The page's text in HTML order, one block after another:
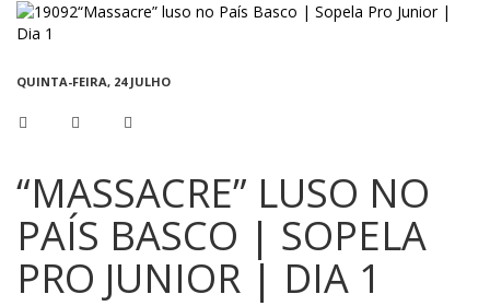
QUINTA-FEIRA, 24 JULHO
“MASSACRE” LUSO NO
PAÍS BASCO | SOPELA
PRO JUNIOR | DIA 1